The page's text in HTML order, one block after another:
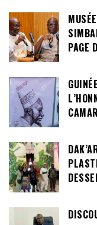
PAGE